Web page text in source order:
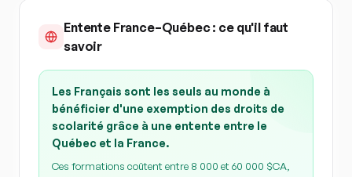
Entente France–Québec : ce qu'il faut
savoir
Les Français sont les seuls au monde à
bénéficier d'une exemption des droits de
scolarité grâce à une entente entre le
Québec et la France.
Ces formations coûtent entre 8 000 et 60 000 $CA,